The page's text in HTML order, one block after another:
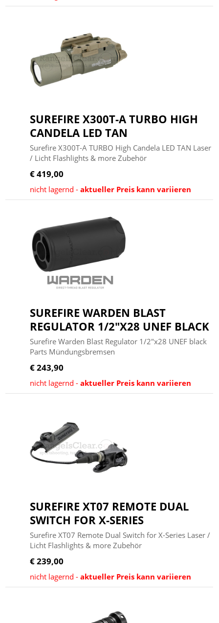
SUREFIRE X300T-A TURBO HIGH
CANDELA LED TAN
Surefire X300T-A TURBO High Candela LED TAN Laser
/ Licht Flashlights & more Zubehör
€ 419,00
nicht lagernd -aktueller Preis kann variieren
SUREFIRE WARDEN BLAST
REGULATOR 1/2"X28 UNEF BLACK
Surefire Warden Blast Regulator 1/2"x28 UNEF black
Parts Mündungsbremsen
€ 243,90
nicht lagernd -aktueller Preis kann variieren
SUREFIRE XT07 REMOTE DUAL
SWITCH FOR X-SERIES
Surefire XT07 Remote Dual Switch for X-Series Laser /
Licht Flashlights & more Zubehör
€ 239,00
nicht lagernd -aktueller Preis kann variieren